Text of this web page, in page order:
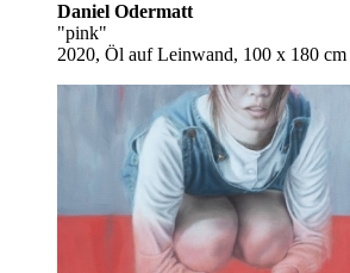
Daniel Odermatt
"pink"
2020, Öl auf Leinwand, 100 x 180 cm